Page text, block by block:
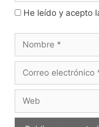
He leído y acepto
Nombre
Correo
Web